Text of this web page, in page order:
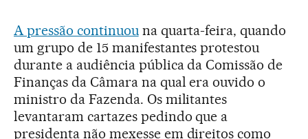
A pressão continuou na quarta-feira, quando
um grupo de 15 manifestantes protestou
durante a audiência pública da Comissão de
Finanças da Câmara na qual era ouvido o
ministro da Fazenda. Os militantes
levantaram cartazes pedindo que a
presidenta não mexesse em direitos como